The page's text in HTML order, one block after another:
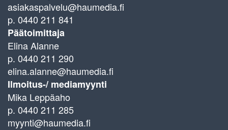
asiakaspalvelu@haumedia.fi
p. 0440 211 841
Päätoimittaja
Elina Alanne
p. 0440 211 290
elina.alanne@haumedia.fi
Ilmoitus-/ mediamyynti
Mika Leppäaho
p. 0440 211 285
myynti@haumedia.fi